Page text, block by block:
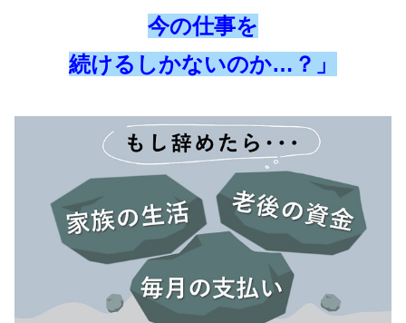
今の仕事を
続けるしかないのか…？」